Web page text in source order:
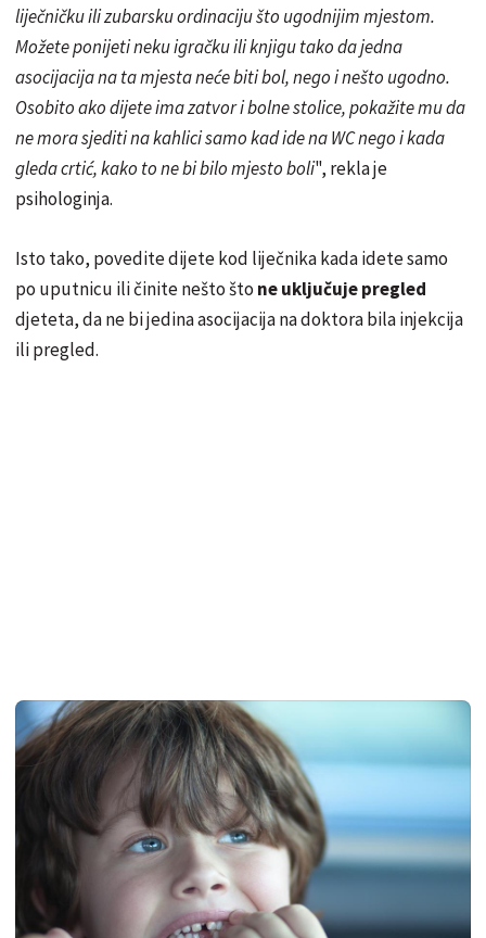
liječničku ili zubarsku ordinaciju što ugodnijim mjestom.
Možete ponijeti neku igračku ili knjigu tako da jedna
asocijacija na ta mjesta neće biti bol, nego i nešto ugodno.
Osobito ako dijete ima zatvor i bolne stolice, pokažite mu da
ne mora sjediti na kahlici samo kad ide na WC nego i kada
gleda crtić, kako to ne bi bilo mjesto boli", rekla je
psihologinja.
Isto tako, povedite dijete kod liječnika kada idete samo
po uputnicu ili činite nešto što ne uključuje pregled
djeteta, da ne bi jedina asocijacija na doktora bila injekcija
ili pregled.